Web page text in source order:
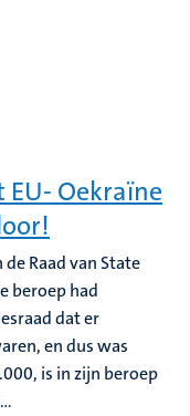
Oekraïne
Raad van State
beroep had
dat er
en dus was
is in zijn beroep